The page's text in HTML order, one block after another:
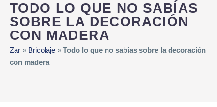
TODO LO QUE NO SABÍAS
SOBRE LA DECORACIÓN
CON MADERA
Zar » Bricolaje » Todo lo que no sabías sobre la decoración
con madera